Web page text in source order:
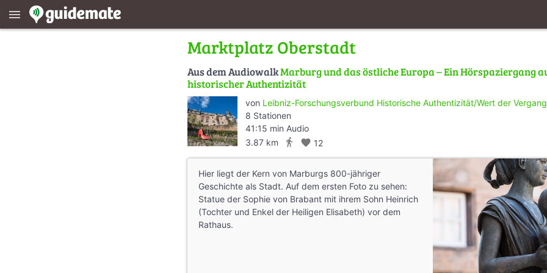
menu
Marktplatz Oberstadt
Aus dem AudiowalkMarburg und das östliche Europa – Ein Hörspaziergang
historischer Authentizität
von Leibniz-Forschungsverbund Historische Authentizität/Wert der
8 Stationen
41:15 min Audio
3.87 km
directions_walk favorite 12
Hier liegt der Kern von Marburgs 800-jähriger
Geschichte als Stadt. Auf dem ersten Foto zu sehen:
Statue der Sophie von Brabant mit ihrem Sohn Heinrich
(Tochter und Enkel der Heiligen Elisabeth) vor dem
Rathaus.